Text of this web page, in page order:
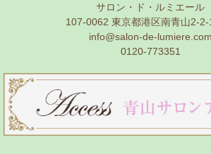
サロン・ド・ルミエール
107-0062 東京都港区南青山2-
info@salon-de-lumiere.com
0120-773351